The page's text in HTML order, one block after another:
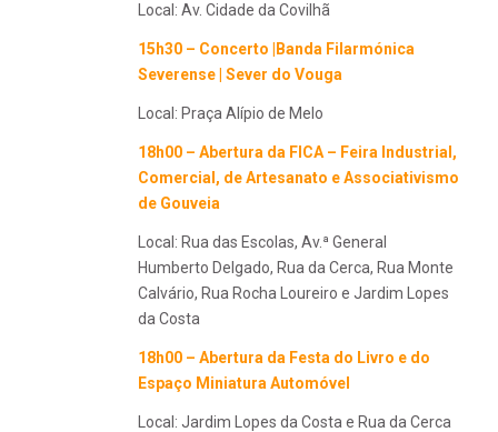
Local: Av. Cidade da Covilhã
15h30 – Concerto |Banda Filarmónica
Severense | Sever do Vouga
Local: Praça Alípio de Melo
18h00 – Abertura da FICA – Feira Industrial,
Comercial, de Artesanato e Associativismo
de Gouveia
Local: Rua das Escolas, Av.ª General
Humberto Delgado, Rua da Cerca, Rua Monte
Calvário, Rua Rocha Loureiro e Jardim Lopes
da Costa
18h00 – Abertura da Festa do Livro e do
Espaço Miniatura Automóvel
Local: Jardim Lopes da Costa e Rua da Cerca